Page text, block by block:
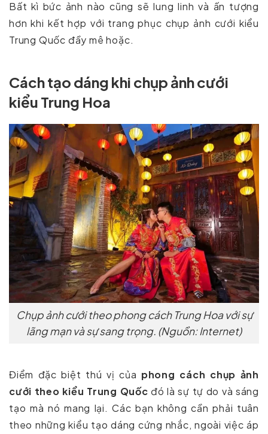
Bất kì bức ảnh nào cũng sẽ lung linh và ấn tượng
hơn khi kết hợp với trang phục chụp ảnh cưới kiểu
Trung Quốc đầy mê hoặc.
Cách tạo dáng khi chụp ảnh cưới
kiểu Trung Hoa
Chụp ảnh cưới theo phong cách Trung Hoa với sự
lãng mạn và sự sang trọng. (Nguồn: Internet)
Điểm đặc biệt thú vị của phong cách chụp ảnh
cưới theo kiểu Trung Quốc đó là sự tự do và sáng
tạo mà nó mang lại. Các bạn không cần phải tuân
theo những kiểu tạo dáng cứng nhắc, ngoài việc áp